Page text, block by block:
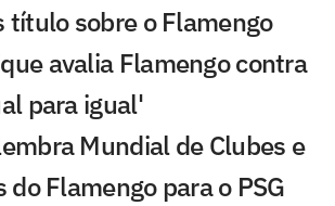
título sobre o Flamengo
avalia Flamengo contra
para igual'
Mundial de Clubes e
do Flamengo para o PSG